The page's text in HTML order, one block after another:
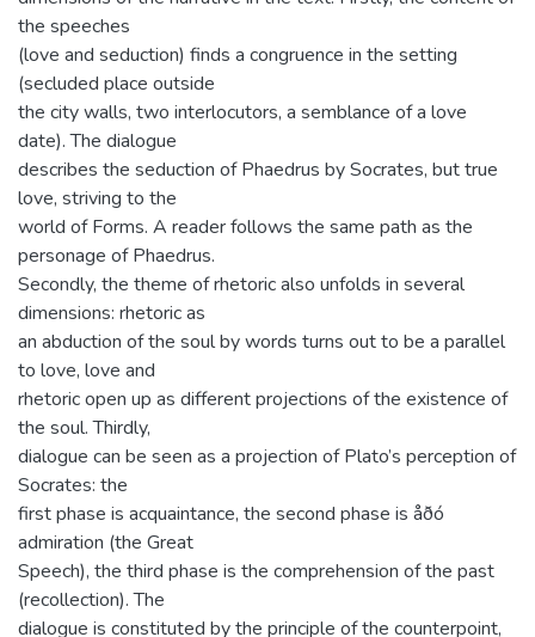
the speeches
(love and seduction) finds a congruence in the setting
(secluded place outside
the city walls, two interlocutors, a semblance of a love
date). The dialogue
describes the seduction of Phaedrus by Socrates, but true
love, striving to the
world of Forms. A reader follows the same path as the
personage of Phaedrus.
Secondly, the theme of rhetoric also unfolds in several
dimensions: rhetoric as
an abduction of the soul by words turns out to be a parallel
to love, love and
rhetoric open up as different projections of the existence of
the soul. Thirdly,
dialogue can be seen as a projection of Plato’s perception of
Socrates: the
first phase is acquaintance, the second phase is åðó
admiration (the Great
Speech), the third phase is the comprehension of the past
(recollection). The
dialogue is constituted by the principle of the counterpoint,